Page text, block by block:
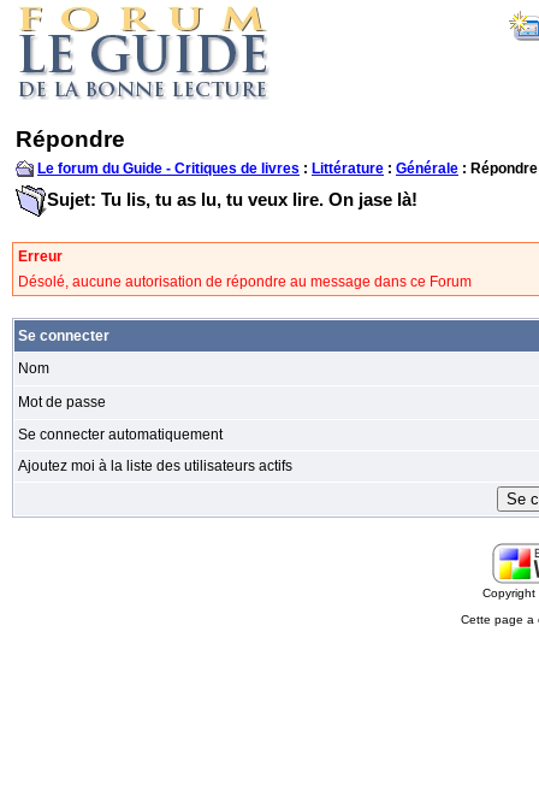
Répondre
Le forum du Guide - Critiques de livres : Littérature : Générale : Répondre
Sujet: Tu lis, tu as lu, tu veux lire. On jase là!
Erreur
Désolé, aucune autorisation de répondre au message dans ce Forum
Se connecter
Nom
Mot de passe
Se connecter automatiquement
Ajoutez moi à la liste des utilisateurs actifs
Cette page a